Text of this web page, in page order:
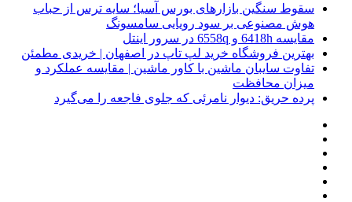
سقوط سنگین بازارهای بورس آسیا؛ سایه ترس از حباب
هوش مصنوعی بر سود رویایی سامسونگ
مقایسه 6418h و 6558q در سرور اینتل
بهترین فروشگاه خرید لپ تاپ در اصفهان | خریدی مطمئن
تفاوت سایبان ماشین با کاور ماشین | مقایسه عملکرد و
میزان محافظت
پرده حریق: دیوار نامرئی که جلوی فاجعه را می‌گیرد